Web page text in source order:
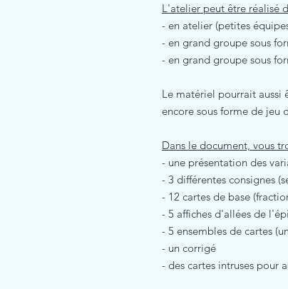
L'atelier peut être réalisé
- en atelier (petites
- en grand groupe sous
- en grand groupe sous
Le matériel pourrait aussi
encore sous forme de jeu
Dans le document, vous
- une présentation des
- 3 différentes consignes
- 12 cartes de base
- 5 affiches d'allées de
- 5 ensembles de cartes
- un corrigé
- des cartes intruses pour